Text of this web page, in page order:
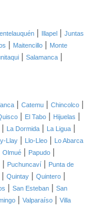
| Illapel | Juntas
| Maitencillo | Monte
| Salamanca |
| Catemu | Chincolco |
| El Tabo | Hijuelas |
| La Dormida | La Ligua |
Llay | Llo-Lleo | Lo Abarca
Olmué | Papudo |
| Puchuncaví | Punta de
| Quintay | Quintero |
| San Esteban | San
| Valparaíso | Villa